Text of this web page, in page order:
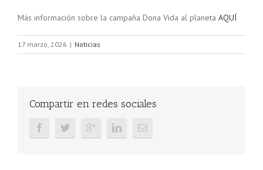
Más información sobre la campaña Dona Vida al planeta AQUÍ
17 marzo, 2026 | Noticias
Compartir en redes sociales